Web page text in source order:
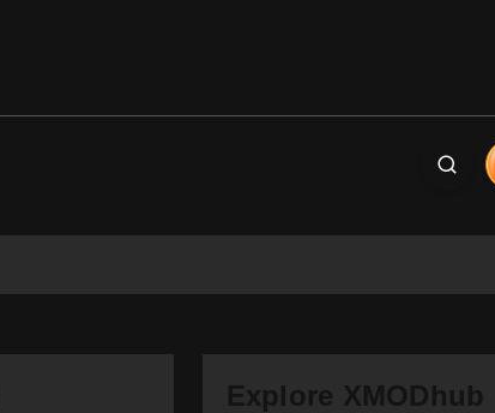
Explore XMODhub